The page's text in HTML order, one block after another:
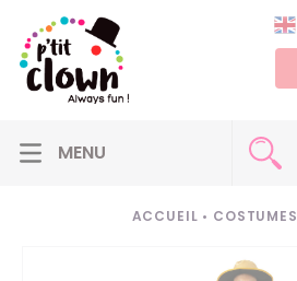
ACCUEIL • COSTUMES